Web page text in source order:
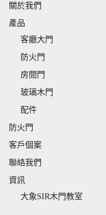
關於我們
產品
客廳大門
防火門
房間門
玻璃木門
配件
防火門
客戶個案
聯絡我們
資訊
大象SIR木門教室